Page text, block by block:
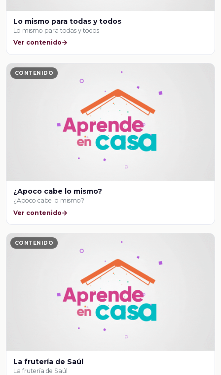
Lo mismo para todas y todos
Lo mismo para todas y todos
Ver contenido
CONTENIDO
¿Apoco cabe lo mismo?
¿Apoco cabe lo mismo?
Ver contenido
CONTENIDO
La frutería de Saúl
La frutería de Saúl